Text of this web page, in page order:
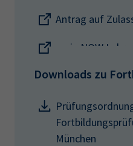
Antrag auf
mein NOW
Downloads zu
München